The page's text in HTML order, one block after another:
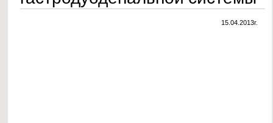
15.04.2013г.